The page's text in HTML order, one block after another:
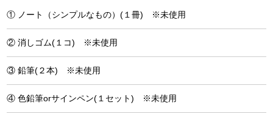
① ノート（シンプルなもの）(１冊) ※未使用
② 消しゴム(１コ) ※未使用
③ 鉛筆(２本) ※未使用
④ 色鉛筆orサインペン(１セット) ※未使用